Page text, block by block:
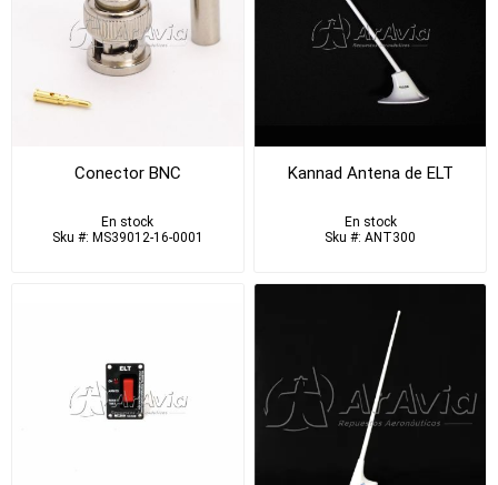
Conector BNC
En stock
Sku #: MS39012-16-0001
Kannad Antena de ELT
En stock
Sku #: ANT300